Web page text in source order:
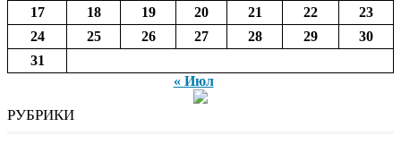
17
18 19 20 21 22
23
24
25 26 27 28 29
30
31
« Июл
РУБРИКИ